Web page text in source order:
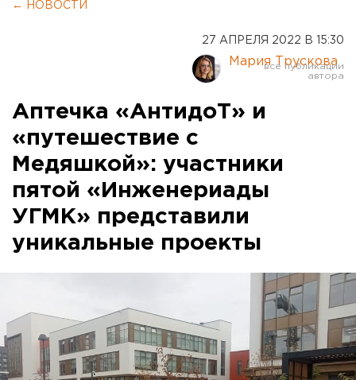
← НОВОСТИ
27 АПРЕЛЯ 2022 В 15:30
Мария Трускова
Аптечка «АнтидоТ» и
«путешествие с
Медяшкой»: участники
пятой «Инженериады
УГМК» представили
уникальные проекты